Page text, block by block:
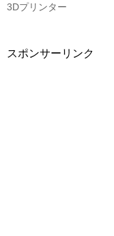
で
3Dプリンター
スポンサーリンク